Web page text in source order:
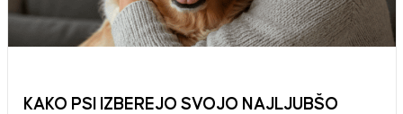
KAKO PSI IZBEREJO SVOJO NAJLJUBŠO